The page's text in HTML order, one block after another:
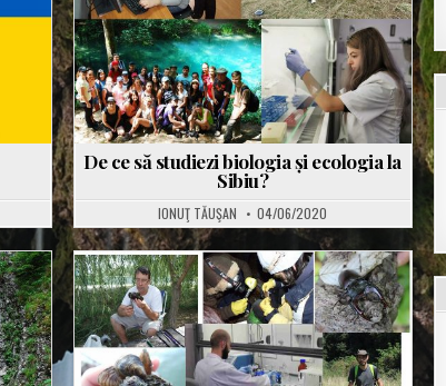
De ce să studiezi biologia și ecologia la
Sibiu?
IONUŢ TĂUŞAN 04/06/2020
Posted
in